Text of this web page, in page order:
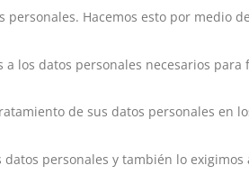
Hacemos esto por medio
los datos personales necesarios para
de sus datos personales en
personales y también lo exigimos